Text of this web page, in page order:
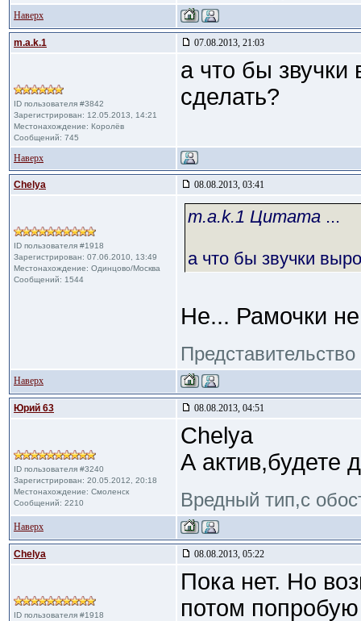
Наверх
m.a.k.1 07.08.2013, 21:03
ID пользователя #3842
Зарегистрирован: 12.05.2013, 14:21
Местонахождение: Королёв
Сообщений: 745
а что бы звучки
сделать?
Наверх
Сhelya 08.08.2013, 03:41
ID пользователя #1918
Зарегистрирован: 07.06.2010, 13:49
Местонахождение: Одинцово/Москва
Сообщений: 1544
m.a.k.1 Цитата ...
а что бы звучки
Не... Рамочки
Наверх
Юрий 63 08.08.2013, 04:51
ID пользователя #3240
Зарегистрирован: 20.05.2012, 20:18
Местонахождение: Смоленск
Сообщений: 2210
Сhelya
А актив,будете
Вредный тип,с
Наверх
Сhelya 08.08.2013, 05:22
ID пользователя #1918
Пока нет. Но
потом попробую